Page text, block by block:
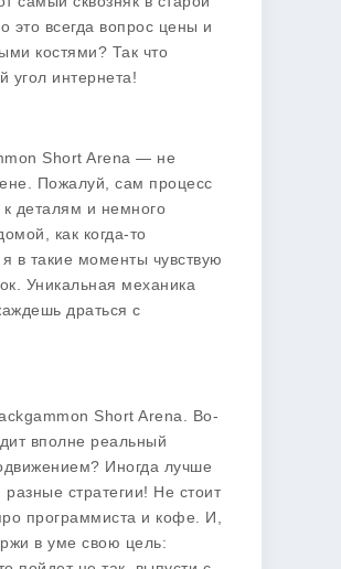
это всегда вопрос цены и
костями? Так что
угол интернета!
Short Arena — не
Пожалуй, сам процесс
деталям и немного
как когда-то
в такие моменты чувствую
Уникальная механика
драться с
Short Arena . Во-
вполне реальный
Иногда лучше
стратегии! Не стоит
программиста и кофе. И,
в уме свою цель: